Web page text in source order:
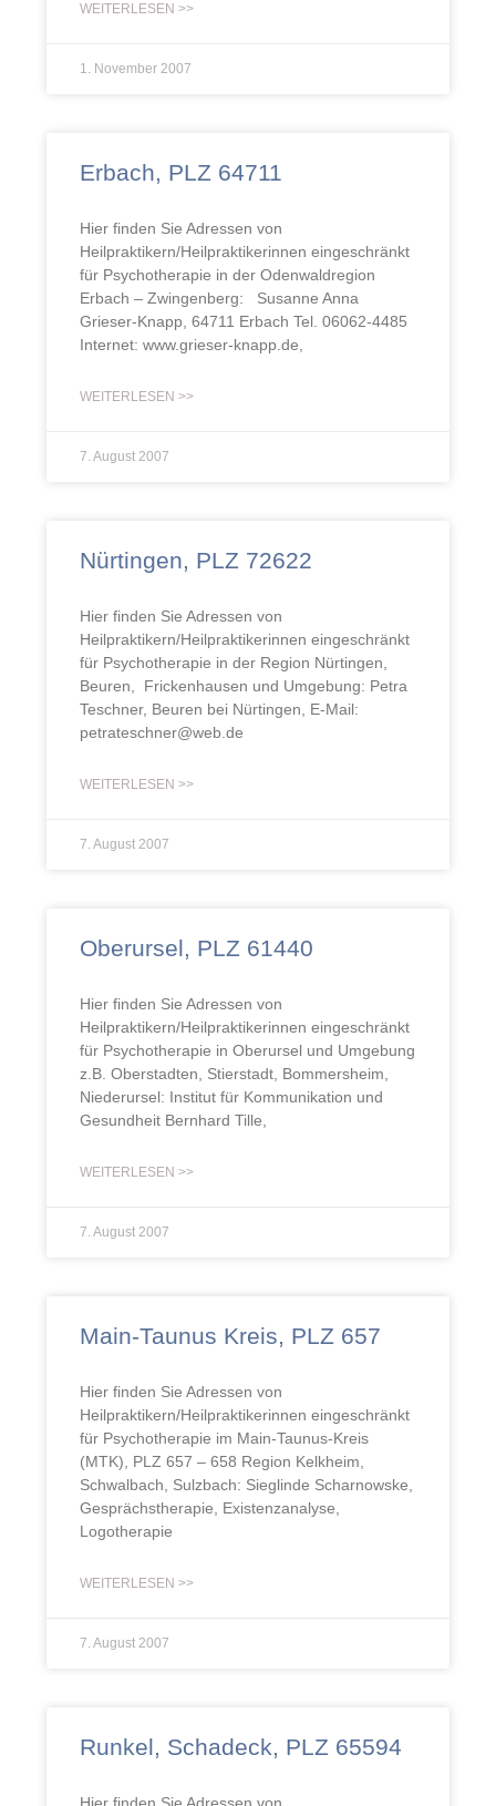
WEITERLESEN >>
1. November 2007
Erbach, PLZ 64711
Hier finden Sie Adressen von
Heilpraktikern/Heilpraktikerinnen eingeschränkt
für Psychotherapie in der Odenwaldregion
Erbach – Zwingenberg: Susanne Anna
Grieser-Knapp, 64711 Erbach Tel. 06062-4485
Internet: www.grieser-knapp.de,
WEITERLESEN >>
7. August 2007
Nürtingen, PLZ 72622
Hier finden Sie Adressen von
Heilpraktikern/Heilpraktikerinnen eingeschränkt
für Psychotherapie in der Region Nürtingen,
Beuren, Frickenhausen und Umgebung: Petra
Teschner, Beuren bei Nürtingen, E-Mail:
petrateschner@web.de
WEITERLESEN >>
7. August 2007
Oberursel, PLZ 61440
Hier finden Sie Adressen von
Heilpraktikern/Heilpraktikerinnen eingeschränkt
für Psychotherapie in Oberursel und Umgebung
z.B. Oberstadten, Stierstadt, Bommersheim,
Niederursel: Institut für Kommunikation und
Gesundheit Bernhard Tille,
WEITERLESEN >>
7. August 2007
Main-Taunus Kreis, PLZ 657
Hier finden Sie Adressen von
Heilpraktikern/Heilpraktikerinnen eingeschränkt
für Psychotherapie im Main-Taunus-Kreis
(MTK), PLZ 657 – 658 Region Kelkheim,
Schwalbach, Sulzbach: Sieglinde Scharnowske,
Gesprächstherapie, Existenzanalyse,
Logotherapie
WEITERLESEN >>
7. August 2007
Runkel, Schadeck, PLZ 65594